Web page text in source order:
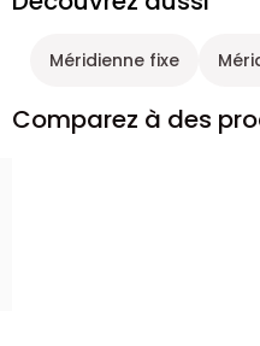
Méridienne fixe
Comparez à des